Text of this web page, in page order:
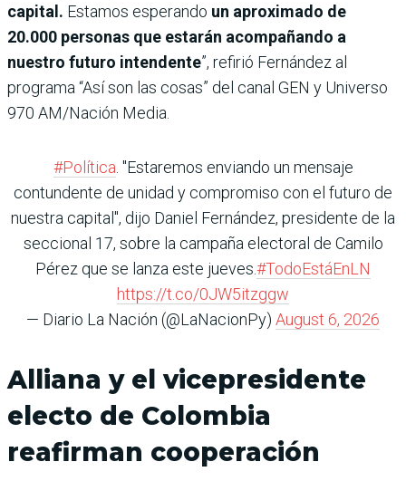
capital. Estamos esperando un aproximado de
20.000 personas que estarán acompañando a
nuestro futuro intendente”, refirió Fernández al
programa “Así son las cosas” del canal GEN y Universo
970 AM/Nación Media.
#Política . "Estaremos enviando un mensaje
contundente de unidad y compromiso con el futuro de
nuestra capital", dijo Daniel Fernández, presidente de la
seccional 17, sobre la campaña electoral de Camilo
Pérez que se lanza este jueves.#TodoEstáEnLN
https://t.co/0JW5itzggw
— Diario La Nación (@LaNacionPy) August 6, 2026
Alliana y el vicepresidente
electo de Colombia
reafirman cooperación